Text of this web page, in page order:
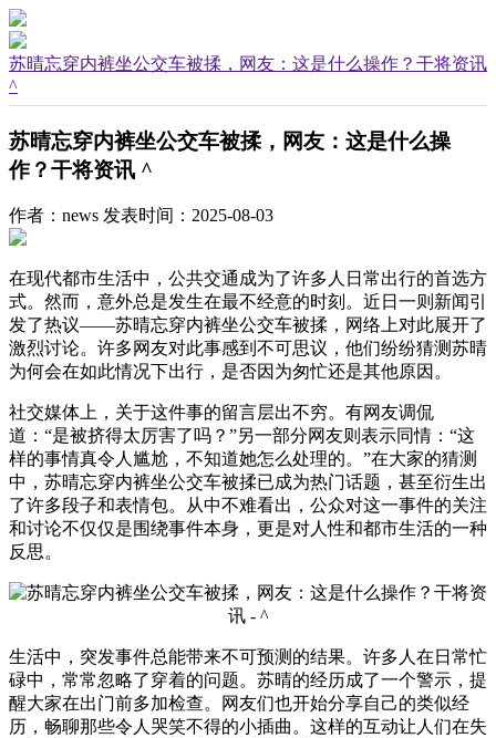
苏晴忘穿内裤坐公交车被揉，网友：这是什么操作？干将资讯
^
苏晴忘穿内裤坐公交车被揉，网友：这是什么操
作？干将资讯 ^
作者：news 发表时间：2025-08-03
在现代都市生活中，公共交通成为了许多人日常出行的首选方
式。然而，意外总是发生在最不经意的时刻。近日一则新闻引
发了热议——苏晴忘穿内裤坐公交车被揉，网络上对此展开了
激烈讨论。许多网友对此事感到不可思议，他们纷纷猜测苏晴
为何会在如此情况下出行，是否因为匆忙还是其他原因。
社交媒体上，关于这件事的留言层出不穷。有网友调侃
道：“是被挤得太厉害了吗？”另一部分网友则表示同情：“这
样的事情真令人尴尬，不知道她怎么处理的。”在大家的猜测
中，苏晴忘穿内裤坐公交车被揉已成为热门话题，甚至衍生出
了许多段子和表情包。从中不难看出，公众对这一事件的关注
和讨论不仅仅是围绕事件本身，更是对人性和都市生活的一种
反思。
生活中，突发事件总能带来不可预测的结果。许多人在日常忙
碌中，常常忽略了穿着的问题。苏晴的经历成了一个警示，提
醒大家在出门前多加检查。网友们也开始分享自己的类似经
历，畅聊那些令人哭笑不得的小插曲。这样的互动让人们在失